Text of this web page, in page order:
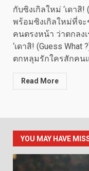
กับซิงเกิลใหม่ ‘เดาสิ!
พร้อมซิงเกิลใหม่ที่จ
คนตรงหน้า ว่าตกลง
‘เดาสิ! (Guess
ตกหลุมรักใครสักคน
Read More
YOU MAY HAVE